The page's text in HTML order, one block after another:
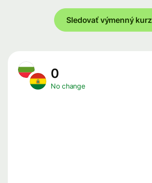
Sledovať výmenný kurz
0
No change